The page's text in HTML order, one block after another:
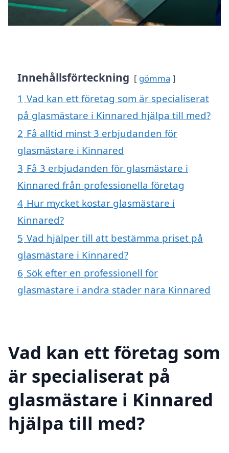
Innehållsförteckning gömma
1 Vad kan ett företag som är specialiserat
på glasmästare i Kinnared hjälpa till med?
2 Få alltid minst 3 erbjudanden för
glasmästare i Kinnared
3 Få 3 erbjudanden för glasmästare i
Kinnared från professionella företag
4 Hur mycket kostar glasmästare i
Kinnared?
5 Vad hjälper till att bestämma priset på
glasmästare i Kinnared?
6 Sök efter en professionell för
glasmästare i andra städer nära Kinnared
Vad kan ett företag som
är specialiserat på
glasmästare i Kinnared
hjälpa till med?